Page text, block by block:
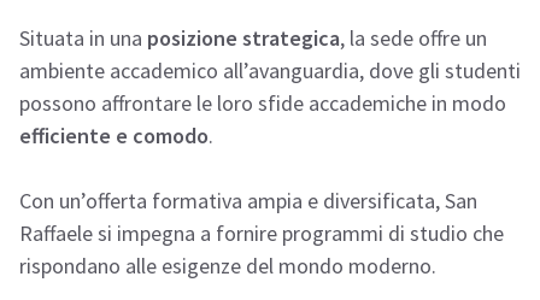
Situata in una posizione strategica, la sede offre un
ambiente accademico all’avanguardia, dove gli studenti
possono affrontare le loro sfide accademiche in modo
efficiente e comodo.
Con un’offerta formativa ampia e diversificata, San
Raffaele si impegna a fornire programmi di studio che
rispondano alle esigenze del mondo moderno.